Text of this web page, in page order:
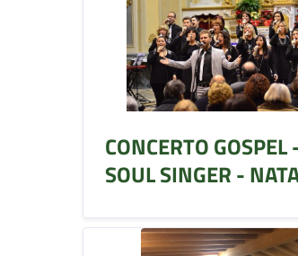
CONCERTO
SOUL SINGER -